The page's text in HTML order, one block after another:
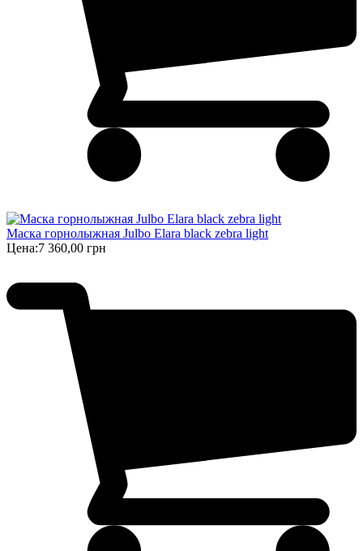
Маска горнолыжная Julbo Elara black zebra light
Цена:7 360,00 грн